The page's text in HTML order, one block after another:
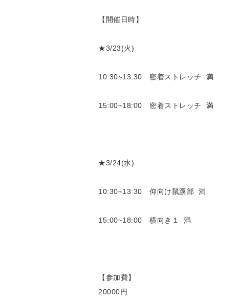
【開催日時】
★3/23(火)
10:30~13:30 密着ストレッチ 満
15:00~18:00 密着ストレッチ 満
★3/24(水)
10:30~13:30 仰向け鼠蹊部 満
15:00~18:00 横向き１ 満
【参加費】
20000円